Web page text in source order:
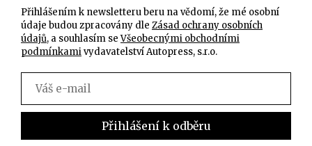
Přihlášením k newsletteru beru na vědomí, že mé osobní
údaje budou zpracovány dle Zásad ochrany osobních
údajů, a souhlasím seVšeobecnými obchodními
podmínkamivydavatelství Autopress, s.r.o.